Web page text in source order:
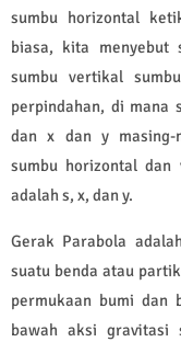
sumbu horizontal
biasa, kita menyebut
sumbu vertikal
perpindahan, di mana
dan x dan y masing-
sumbu horizontal
adalah s, x, dan y.
Gerak Parabola
suatu benda atau
permukaan bumi dan
bawah aksi gravitasi